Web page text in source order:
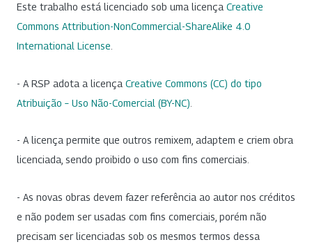
Este trabalho está licenciado sob uma licença Creative
Commons Attribution-NonCommercial-ShareAlike 4.0
International License
- A RSP adota a licença Creative Commons (CC) do tipo
Atribuição – Uso Não-Comercial (BY-NC)
- A licença permite que outros remixem, adaptem e criem obra
licenciada, sendo proibido o uso com fins comerciais.
- As novas obras devem fazer referência ao autor nos créditos
e não podem ser usadas com fins comerciais, porém não
precisam ser licenciadas sob os mesmos termos dessa